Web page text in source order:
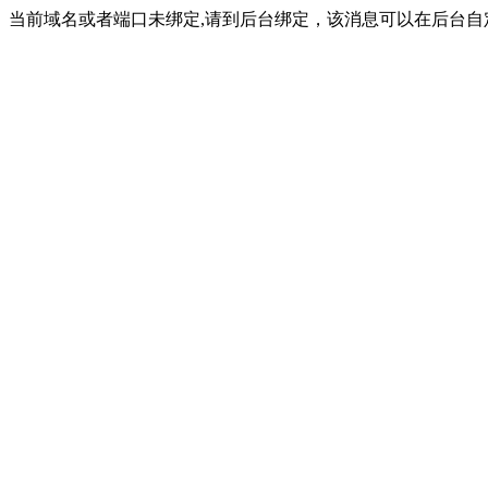
当前域名或者端口未绑定,请到后台绑定，该消息可以在后台自